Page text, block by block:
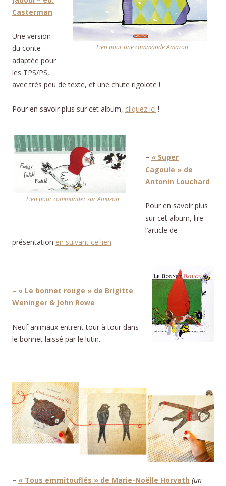
Lien pour une commande Amazon
Casterman
Une version
du conte
adaptée pour
les TPS/PS,
avec très peu de texte, et une chute rigolote !
Pour en savoir plus sur cet album, cliquez ici !
Lien pour commander sur Amazon
– « Super
Cagoule » de
Antonin Louchard
Pour en savoir plus
sur cet album, lire
l’article de
présentation en suivant ce lien.
– « Le bonnet rouge » de Brigitte
Weninger & John Rowe
Neuf animaux entrent tour à tour dans
le bonnet laissé par le lutin.
– « Tous emmitouflés » de Marie-Noëlle Horvath (un